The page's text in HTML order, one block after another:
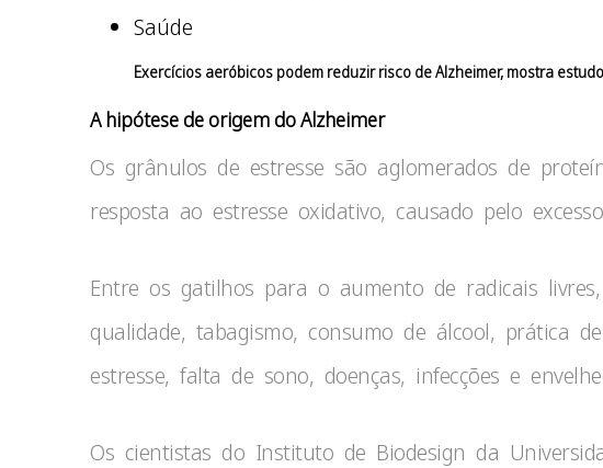
Saúde
Exercícios aeróbicos podem reduzir risco de Alzheimer, mostra estudo
A hipótese de origem do Alzheimer
Os grânulos de estresse são aglomerados de
resposta ao estresse oxidativo, causado pelo
Entre os gatilhos para o aumento de radicais
qualidade, tabagismo, consumo de álcool, prática
estresse, falta de sono, doenças, infecções e
Os cientistas do Instituto de Biodesign da